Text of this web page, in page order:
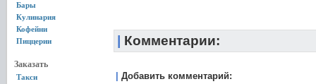
Бары
Кулинария
Кофейни
Пиццерии
Заказать
Такси
Комментарии:
Добавить комментарий: